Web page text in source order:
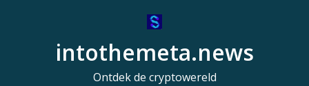
intothemeta.news
Ontdek de cryptowereld